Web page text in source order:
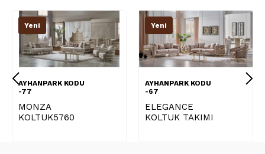
Yeni
AYHANPARK KODU
-77
MONZA
KOLTUK5760
Yeni
AYHANPARK KODU
-67
ELEGANCE
KOLTUK TAKIMI